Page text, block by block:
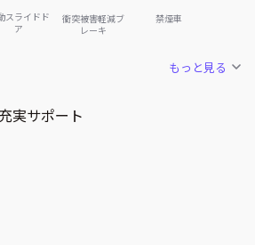
スライドド
ア
衝突被害軽減ブ
レーキ
禁煙車
もっと見る
実サポート